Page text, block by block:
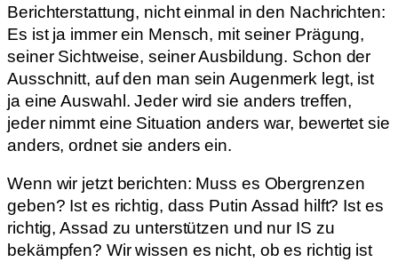
Berichterstattung, nicht einmal in den Nachrichten:
Es ist ja immer ein Mensch, mit seiner Prägung,
seiner Sichtweise, seiner Ausbildung. Schon der
Ausschnitt, auf den man sein Augenmerk legt, ist
ja eine Auswahl. Jeder wird sie anders treffen,
jeder nimmt eine Situation anders war, bewertet sie
anders, ordnet sie anders ein.
Wenn wir jetzt berichten: Muss es Obergrenzen
geben? Ist es richtig, dass Putin Assad hilft? Ist es
richtig, Assad zu unterstützen und nur IS zu
bekämpfen? Wir wissen es nicht, ob es richtig ist